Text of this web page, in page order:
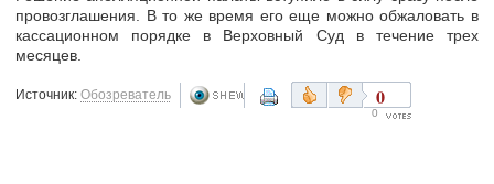
провозглашения. В то же время его еще можно обжаловать в
кассационном порядке в Верховный Суд в течение трех
месяцев.
Источник: Обозреватель 0
0